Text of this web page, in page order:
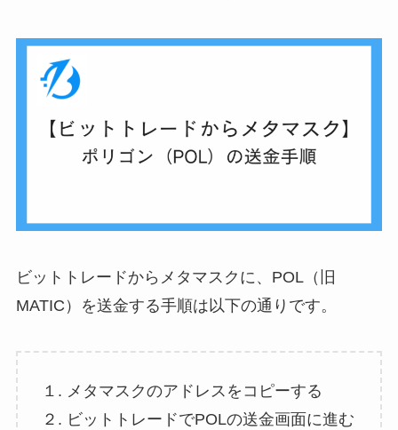
ビットトレードからメタマスクに、POL（旧
MATIC）を送金する手順は以下の通りです。
１. メタマスクのアドレスをコピーする
２. ビットトレードでPOLの送金画面に進む